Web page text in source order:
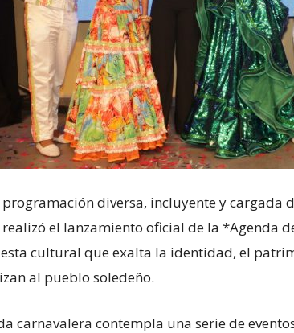
programación diversa, incluyente y cargada
el lanzamiento oficial de la *Agenda
cultural que exalta la identidad, el
al pueblo soledeño.
carnavalera contempla una serie de